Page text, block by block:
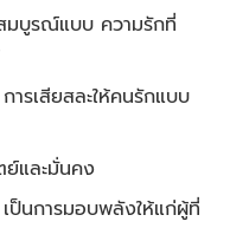
บูรณ์แบบ ความรักที่
รเสียสละให้คนรักแบบ
และมั่นคง
นการมอบพลังให้แก่ผู้ที่